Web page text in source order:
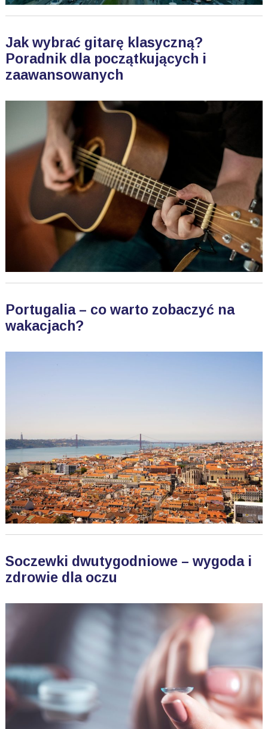
Jak wybrać gitarę klasyczną?
Poradnik dla początkujących i
zaawansowanych
Portugalia – co warto zobaczyć na
wakacjach?
Soczewki dwutygodniowe – wygoda i
zdrowie dla oczu